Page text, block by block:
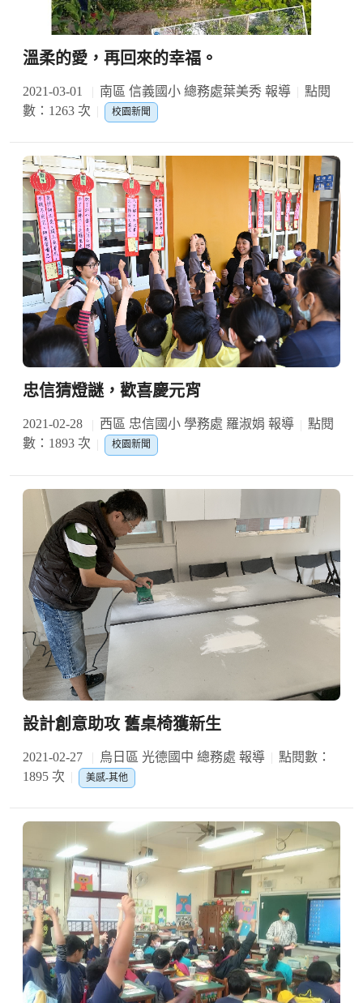
溫柔的愛，再回來的幸福。
2021-03-01 南區 信義國小 總務處葉美秀 報導
點閱
數：1263 次
校園新聞
忠信猜燈謎，歡喜慶元宵
2021-02-28 西區 忠信國小 學務處 羅淑娟 報導
點閱
數：1893 次
校園新聞
設計創意助攻 舊桌椅獲新生
2021-02-27 烏日區 光德國中 總務處 報導
點閱數：
1895 次
美感-其他